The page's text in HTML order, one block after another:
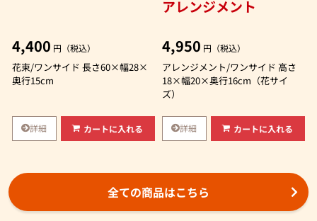
4,400 円（税込）
花束/ワンサイド 長さ60×幅28×
奥行15cm
詳細 カートに入れる
アレンジメント
4,950 円（税込）
アレンジメント/ワンサイド 高さ
18×幅20×奥行16cm（花サイ
ズ）
詳細 カートに入れる
全ての商品はこちら